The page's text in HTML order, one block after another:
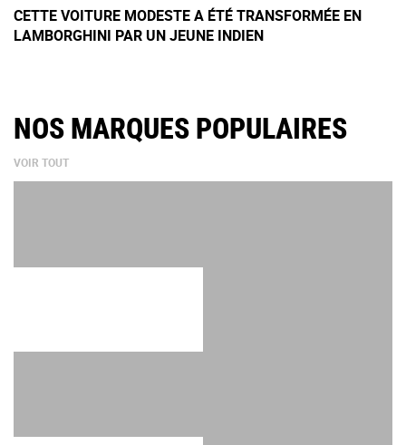
CETTE VOITURE MODESTE A ÉTÉ TRANSFORMÉE EN
LAMBORGHINI PAR UN JEUNE INDIEN
NOS MARQUES POPULAIRES
VOIR TOUT